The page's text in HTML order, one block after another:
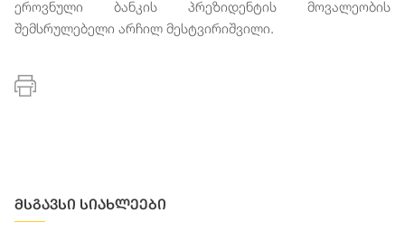
ეროვნული ბანკის პრეზიდენტის მოვალეობის
შემსრულებელი არჩილ მესტვირიშვილი.
მსგავსი სიახლეები